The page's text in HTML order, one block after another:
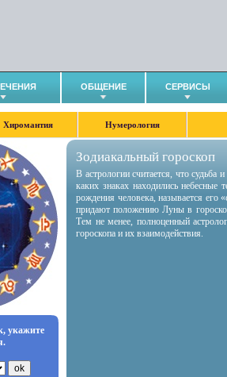
ОБЩЕНИЕ СЕРВИСЫ
Хиромантия Нумерология
укажите
Зодиакальный гороскоп
В астрологии считается, что судьба
каких знаках находились
рождения человека, называется его
придают положению Луны в
Тем не менее, полноценный
гороскопа и их взаимодействия.